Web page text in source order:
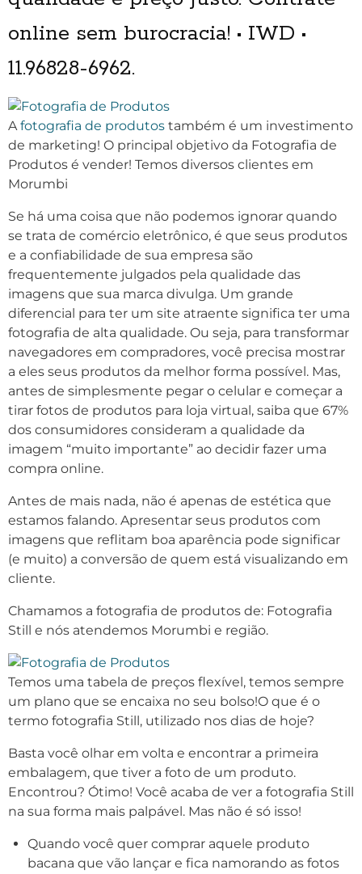
online sem burocracia! • IWD •
11.96828-6962.
Afotografia de produtos também é um investimento
de marketing! O principal objetivo da Fotografia de
Produtos é vender! Temos diversos clientes em
Morumbi
Se há uma coisa que não podemos ignorar quando
se trata de comércio eletrônico, é que seus produtos
e a confiabilidade de sua empresa são
frequentemente julgados pela qualidade das
imagens que sua marca divulga. Um grande
diferencial para ter um site atraente significa ter uma
fotografia de alta qualidade. Ou seja, para transformar
navegadores em compradores, você precisa mostrar
a eles seus produtos da melhor forma possível. Mas,
antes de simplesmente pegar o celular e começar a
tirar fotos de produtos para loja virtual, saiba que 67%
dos consumidores consideram a qualidade da
imagem “muito importante” ao decidir fazer uma
compra online.
Antes de mais nada, não é apenas de estética que
estamos falando. Apresentar seus produtos com
imagens que reflitam boa aparência pode significar
(e muito) a conversão de quem está visualizando em
cliente.
Chamamos a fotografia de produtos de: Fotografia
Still e nós atendemos Morumbi e região.
Temos uma tabela de preços flexível, temos sempre
um plano que se encaixa no seu bolso!O que é o
termo fotografia Still, utilizado nos dias de hoje?
Basta você olhar em volta e encontrar a primeira
embalagem, que tiver a foto de um produto.
Encontrou? Ótimo! Você acaba de ver a fotografia Still
na sua forma mais palpável. Mas não é só isso!
Quando você quer comprar aquele produto
bacana que vão lançar e fica namorando as fotos